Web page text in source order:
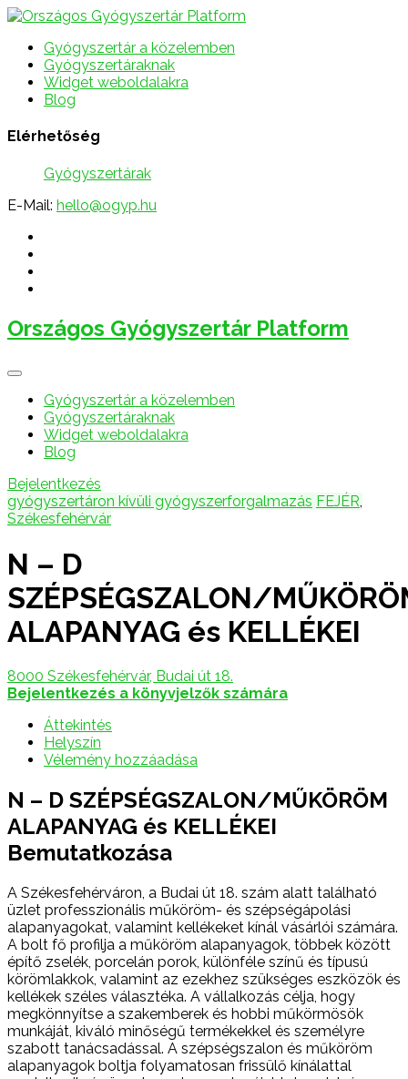
Gyógyszertár a közelemben
Gyógyszertáraknak
Widget weboldalakra
Blog
Elérhetőség
Gyógyszertárak
E-Mail: hello@ogyp.hu
Országos Gyógyszertár Platform
Gyógyszertár a közelemben
Gyógyszertáraknak
Widget weboldalakra
Blog
Bejelentkezés
gyógyszertáron kívüli gyógyszerforgalmazás FEJÉR,
Székesfehérvár
N – D
SZÉPSÉGSZALON/
ALAPANYAG és KELLÉKEI
8000 Székesfehérvár, Budai út 18.
Bejelentkezés a könyvjelzők számára
Áttekintés
Helyszín
Vélemény hozzáadása
N – D SZÉPSÉGSZALON/MŰKÖRÖM
ALAPANYAG és KELLÉKEI
Bemutatkozása
A Székesfehérváron, a Budai út 18. szám alatt található
üzlet professzionális műköröm- és szépségápolási
alapanyagokat, valamint kellékeket kínál vásárlói számára.
A bolt fő profilja a műköröm alapanyagok, többek között
építő zselék, porcelán porok, különféle színű és típusú
körömlakkok, valamint az ezekhez szükséges eszközök és
kellékek széles választéka. A vállalkozás célja, hogy
megkönnyítse a szakemberek és hobbi műkörmösök
munkáját, kiváló minőségű termékekkel és személyre
szabott tanácsadással. A szépségszalon és műköröm
alapanyagok boltja folyamatosan frissülő kínálattal